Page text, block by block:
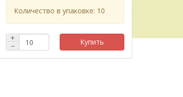
Количество в упаковке: 10
+
−
Купить